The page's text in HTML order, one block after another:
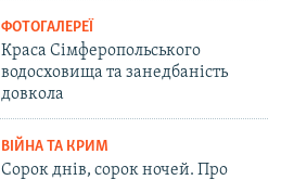
ФОТОГАЛЕРЕЇ
Краса Сімферопольського
водосховища та занедбаність
довкола
ВІЙНА ТА КРИМ
Сорок днів, сорок ночей. Про